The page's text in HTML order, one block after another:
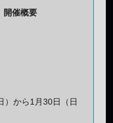
開催概要
）から1月30日（日